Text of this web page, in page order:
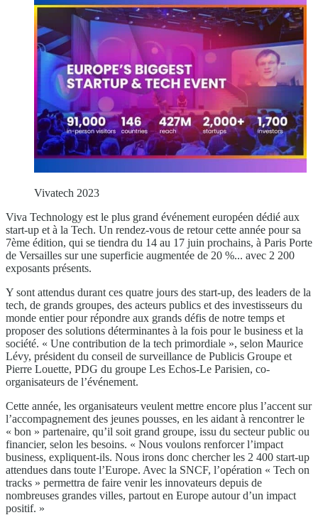
Vivatech 2023
Viva Technology est le plus grand événement européen dédié aux
start-up et à la Tech. Un rendez-vous de retour cette année pour sa
7ème édition, qui se tiendra du 14 au 17 juin prochains, à Paris Porte
de Versailles sur une superficie augmentée de 20 %... avec 2 200
exposants présents.
Y sont attendus durant ces quatre jours des start-up, des leaders de la
tech, de grands groupes, des acteurs publics et des investisseurs du
monde entier pour répondre aux grands défis de notre temps et
proposer des solutions déterminantes à la fois pour le business et la
société. « Une contribution de la tech primordiale », selon Maurice
Lévy, président du conseil de surveillance de Publicis Groupe et
Pierre Louette, PDG du groupe Les Echos-Le Parisien, co-
organisateurs de l’événement.
Cette année, les organisateurs veulent mettre encore plus l’accent sur
l’accompagnement des jeunes pousses, en les aidant à rencontrer le
« bon » partenaire, qu’il soit grand groupe, issu du secteur public ou
financier, selon les besoins. « Nous voulons renforcer l’impact
business, expliquent-ils. Nous irons donc chercher les 2 400 start-up
attendues dans toute l’Europe. Avec la SNCF, l’opération « Tech on
tracks » permettra de faire venir les innovateurs depuis de
nombreuses grandes villes, partout en Europe autour d’un impact
positif. »